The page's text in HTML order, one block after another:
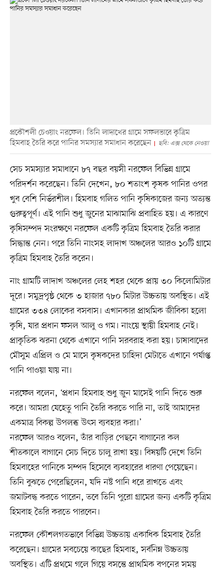
প্রকৌশলী চেওয়াং নরফেল। তিনি লাদাখের গ্রামে সফলভাবে কৃত্রিম
হিমবাহ তৈরি করে পানির সমস্যার সমাধান করেছেন
ছবি: এক্স থেকে নেওয়া
সেচ সমস্যার সমাধানে ৮৭ বছর বয়সী নরফেল বিভিন্ন গ্রামে
পরিদর্শন করেছেন। তিনি দেখেন, ৮০ শতাংশ কৃষক পানির ওপর
খুব বেশি নির্ভরশীল। হিমবাহ গলিত পানি কৃষিকাজের জন্য অত্যন্ত
গুরুত্বপূর্ণ। এই পানি শুধু জুনের মাঝামাঝি প্রবাহিত হয়। এ কারণে
কৃষিসম্পদ সংরক্ষণে নরফেল একটি কৃত্রিম হিমবাহ তৈরি করার
সিদ্ধান্ত নেন। পরে তিনি নাংসহ লাদাখ অঞ্চলের আরও ১০টি গ্রামে
কৃত্রিম হিমবাহ তৈরি করেন।
নাং গ্রামটি লাদাখ অঞ্চলের লেহ শহর থেকে প্রায় ৩০ কিলোমিটার
দূরে। সমুদ্রপৃষ্ঠ থেকে ৩ হাজার ৭৮০ মিটার উচ্চতায় অবস্থিত। এই
গ্রামের ৩৩৪ লোকের বসবাস। এখানকার প্রাথমিক জীবিকা হলো
কৃষি, যার প্রধান ফসল আলু ও গম। নাংয়ে স্থায়ী হিমবাহ নেই।
প্রাকৃতিক ঝরনা থেকে এখানে পানি সরবরাহ করা হয়। চাষাবাদের
মৌসুম এপ্রিল ও মে মাসে কৃষকদের চাহিদা মেটাতে এখানে পর্যাপ্ত
পানি পাওয়া যায় না।
নরফেল বলেন, ‘প্রধান হিমবাহ শুধু জুন মাসেই পানি দিতে শুরু
করে। আমরা যেহেতু পানি তৈরি করতে পারি না, তাই আমাদের
একমাত্র বিকল্প উপলব্ধ উৎস ব্যবহার করা।’
নরফেল আরও বলেন, তাঁর বাড়ির পেছনে বাগানের কল
শীতকালে বাগানে সেচ দিতে চালু রাখা হয়। বিষয়টি দেখে তিনি
হিমবাহের পানিকে সম্পদ হিসেবে ব্যবহারের ধারণা পেয়েছেন।
তিনি বুঝতে পেরেছিলেন, যদি নষ্ট পানি ধরে রাখতে এবং
জমাটবদ্ধ করতে পারেন, তবে তিনি পুরো গ্রামের জন্য একটি কৃত্রিম
হিমবাহ তৈরি করতে পারবেন।
নরফেল কৌশলগতভাবে বিভিন্ন উচ্চতায় একাধিক হিমবাহ তৈরি
করেছেন। গ্রামের সবচেয়ে কাছের হিমবাহ, সর্বনিম্ন উচ্চতায়
অবস্থিত। এটি প্রথমে গলে গিয়ে বসন্তে প্রাথমিক বপনের সময়